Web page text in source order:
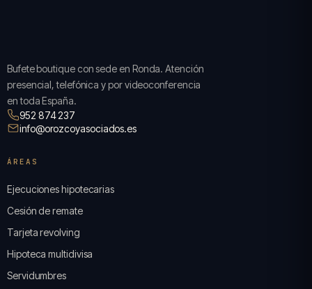
Bufete boutique con sede en Ronda. Atención
presencial, telefónica y por videoconferencia
en toda España.
952 874 237
info@orozcoyasociados.es
ÁREAS
Ejecuciones hipotecarias
Cesión de remate
Tarjeta revolving
Hipoteca multidivisa
Servidumbres